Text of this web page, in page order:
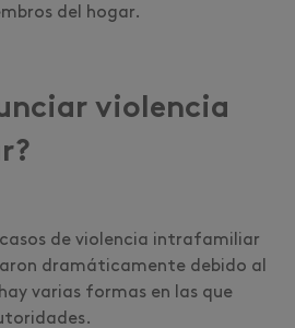
del hogar.
violencia
de violencia intrafamiliar
dramáticamente debido al
varias formas en las que